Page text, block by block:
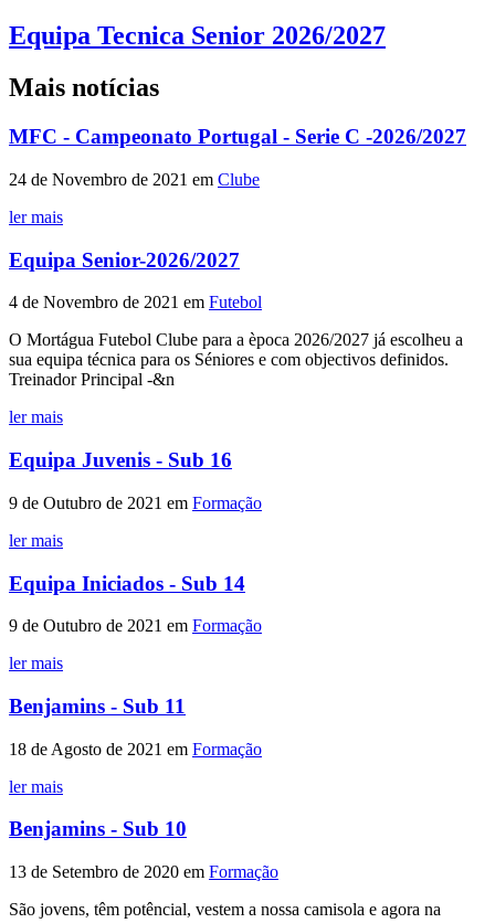
Equipa Tecnica Senior 2026/2027
Mais notícias
MFC - Campeonato Portugal - Serie C -2026/2027
24 de Novembro de 2021 em Clube
ler mais
Equipa Senior-2026/2027
4 de Novembro de 2021 em Futebol
O Mortágua Futebol Clube para a època 2026/2027 já escolheu a
sua equipa técnica para os Séniores e com objectivos definidos.
Treinador Principal -&n
ler mais
Equipa Juvenis - Sub 16
9 de Outubro de 2021 em Formação
ler mais
Equipa Iniciados - Sub 14
9 de Outubro de 2021 em Formação
ler mais
Benjamins - Sub 11
18 de Agosto de 2021 em Formação
ler mais
Benjamins - Sub 10
13 de Setembro de 2020 em Formação
São jovens, têm potêncial, vestem a nossa camisola e agora na